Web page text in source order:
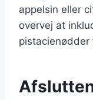
appelsin eller
overvej at
pistacienødder